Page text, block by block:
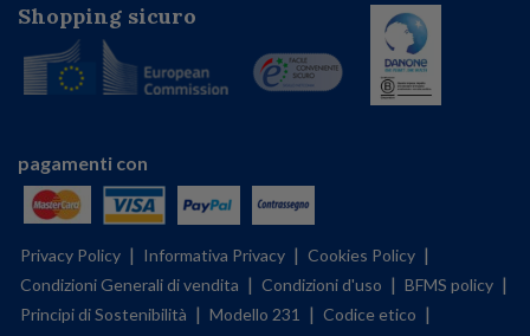
Shopping sicuro
pagamenti con
Privacy Policy | Informativa Privacy | Cookies Policy |
Condizioni Generali di vendita | Condizioni d'uso | BFMS policy |
Principi di Sostenibilità | Modello 231 | Codice etico |